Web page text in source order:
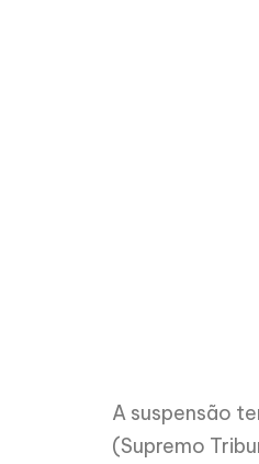
A suspensão
(Supremo